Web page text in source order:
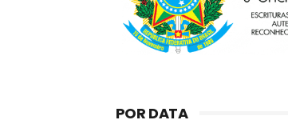
POR DATA